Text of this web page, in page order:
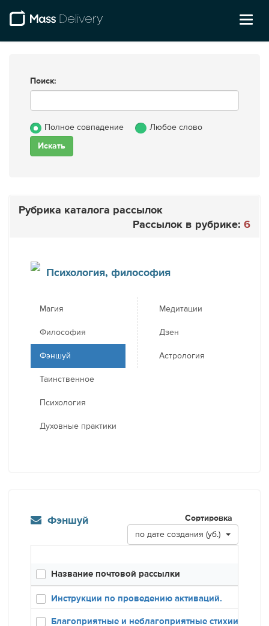
Поиск:
Полное совпадение Любое слово
Рубрика каталога рассылок
Рассылок в рубрике: 6
Психология, философия
Магия
Философия
Фэншуй
Таинственное
Психология
Духовные практики
Медитации
Дзен
Астрология
Фэншуй
Сортировка
по дате создания (уб.)
Название почтовой рассылки
Инструкции по проведению активаций.
Благоприятные и неблагоприятные стихии в